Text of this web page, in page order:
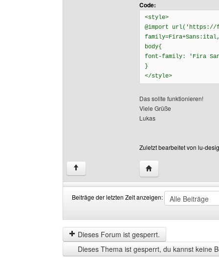
Code:
<style>
@import url('https://
body{
font-family: 'Fira
}
</style>
Das sollte funktionieren!
Viele Grüße
Lukas
Zuletzt bearbeitet von lu-
↑ Website dieses
Beiträge der letzten Zeit anzeigen:
der
letzten
Zeit
anzeigen
by
Dieses Forum ist gesperrt.
Dieses Thema ist gesperrt, du kannst keine